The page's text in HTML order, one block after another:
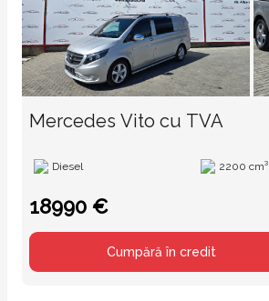
Mercedes Vito cu TVA
Diesel 2200 cm³
18990 €
Cumpără în credit